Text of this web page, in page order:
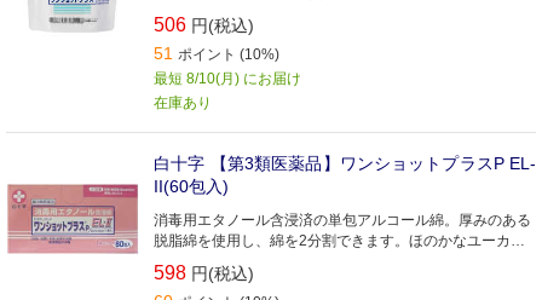
506 円(税込)
51 ポイント (10%)
最短 8/10(月) にお届け
在庫あり
白十字 【第3類医薬品】ワンショットプラスP EL-
II(60包入)
消毒用エタノール含浸済の単包アルコール綿。厚みのある
脱脂綿を使用し、綿を2分割できます。ほのかなユーカリ
の香り
598 円(税込)